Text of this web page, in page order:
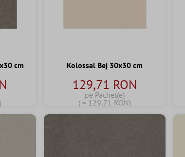
cm Kolossal Bej 30x30 cm
129,71 RON
pe Pachet(e)
( = 129,71 RON)